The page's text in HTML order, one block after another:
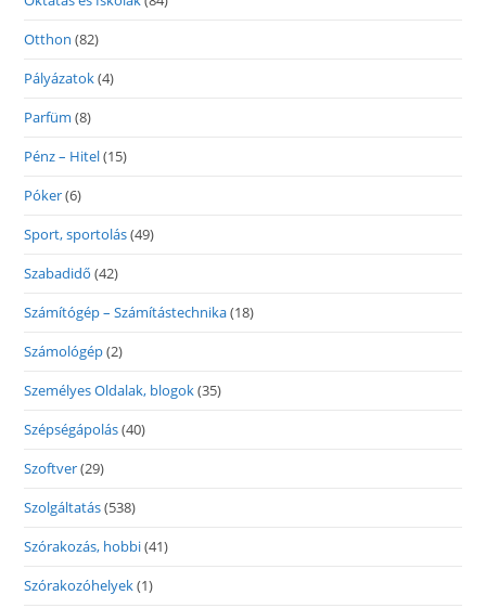
Otthon (82)
Pályázatok(4)
Parfüm (8)
Pénz – Hitel(15)
Póker(6)
Sport, sportolás(49)
Szabadidő (42)
Számítógép – Számítástechnika(18)
Számológép(2)
Személyes Oldalak, blogok(35)
Szépségápolás(40)
Szoftver(29)
Szolgáltatás(538)
Szórakozás, hobbi(41)
Szórakozóhelyek(1)